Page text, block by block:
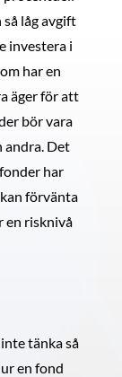
låg avgift
investera i
har en
äger för att
bör vara
andra. Det
har
förvänta
en risknivå
tänka så
en fond